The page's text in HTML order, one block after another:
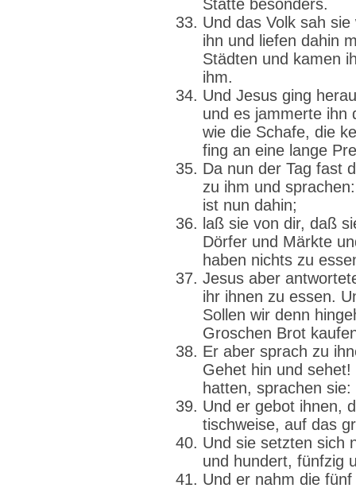
Stätte besonders.
Und das Volk sah
ihn und liefen dahin
Städten und kamen
ihm.
Und Jesus ging
und es jammerte ihn
wie die Schafe, die
fing an eine lange
Da nun der Tag fast
zu ihm und
ist nun dahin;
laß sie von dir, daß
Dörfer und Märkte
haben nichts zu
Jesus aber
ihr ihnen zu essen.
Sollen wir denn
Groschen Brot
Er aber sprach zu
Gehet hin und
hatten, sprachen
Und er gebot ihnen,
tischweise, auf das
Und sie setzten sich
und hundert, fünfzig
Und er nahm die